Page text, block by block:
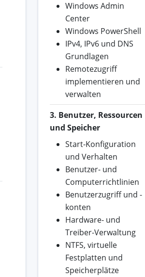
Windows Admin
Center
Windows PowerShell
IPv4, IPv6 und DNS
Grundlagen
Remotezugriff
implementieren und
verwalten
3. Benutzer, Ressourcen
und Speicher
Start-Konfiguration
und Verhalten
Benutzer- und
Computerrichtlinien
Benutzerzugriff und -
konten
Hardware- und
Treiber-Verwaltung
NTFS, virtuelle
Festplatten und
Speicherplätze